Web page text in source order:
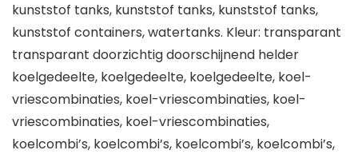
kunststof tanks, kunststof tanks, kunststof tanks,
kunststof containers, watertanks. Kleur: transparant
transparant doorzichtig doorschijnend helder
koelgedeelte, koelgedeelte, koelgedeelte, koel-
vriescombinaties, koel-vriescombinaties, koel-
vriescombinaties, koel-vriescombinaties,
koelcombi’s, koelcombi’s, koelcombi’s, koelcombi’s,